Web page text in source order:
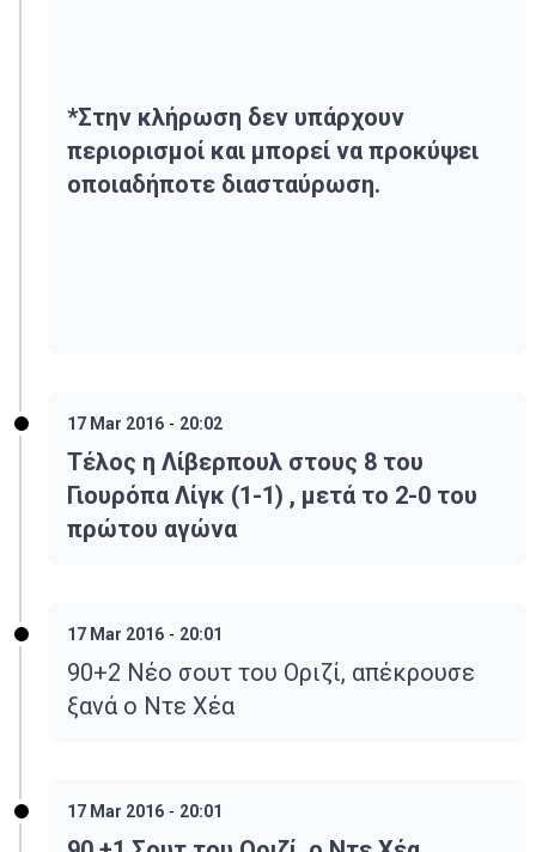
*Στην κλήρωση δεν υπάρχουν
περιορισμοί και μπορεί να προκύψει
οποιαδήποτε διασταύρωση.
17 Mar 2016 - 20:02
Τέλος η Λίβερπουλ στους 8 του
Γιουρόπα Λίγκ (1-1) , μετά το 2-0 του
πρώτου αγώνα
17 Mar 2016 - 20:01
90+2 Νέο σουτ του Οριζί, απέκρουσε
ξανά ο Ντε Χέα
17 Mar 2016 - 20:01